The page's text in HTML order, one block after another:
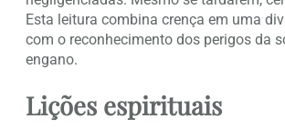
Esta leitura combina crença em uma
com o reconhecimento dos perigos da
engano.
Lições espirituais